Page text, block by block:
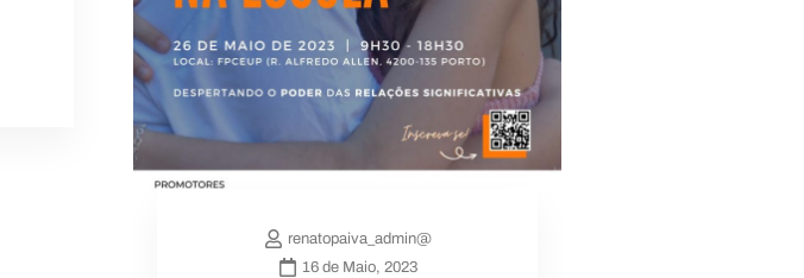
renatopaiva_admin@
16 de Maio, 2023